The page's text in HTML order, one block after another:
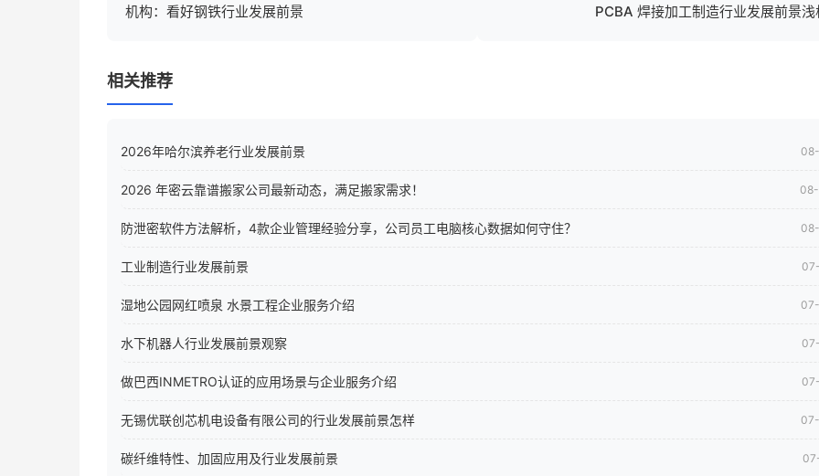
机构：看好钢铁行业发展前景 PCBA 焊接加工制造行业发展前景浅
相关推荐
2026年哈尔滨养老行业发展前景
2026 年密云靠谱搬家公司最新动态，满足搬家需求！
防泄密软件方法解析，4款企业管理经验分享，公司员工电脑核心数据如何守住？
工业制造行业发展前景
湿地公园网红喷泉 水景工程企业服务介绍
水下机器人行业发展前景观察
做巴西INMETRO认证的应用场景与企业服务介绍
无锡优联创芯机电设备有限公司的行业发展前景怎样
碳纤维特性、加固应用及行业发展前景